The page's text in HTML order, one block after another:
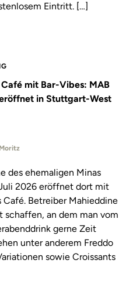
Eintritt. […]
Café mit Bar-Vibes: MAB
in Stuttgart-West
des ehemaligen Minas
2026 eröffnet dort mit
Betreiber Mahieddine
schaffen, an dem man vom
gerne Zeit
unter anderem Freddo
sowie Croissants